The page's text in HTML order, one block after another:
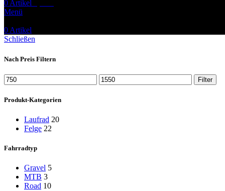
0Artikel
Menü
0Artikel
Schließen
Nach Preis Filtern
Min.
Preis
Max.
Preis
Filter
Produkt-Kategorien
Laufrad 20
Felge 22
Fahrradtyp
Gravel 5
MTB 3
Road 10